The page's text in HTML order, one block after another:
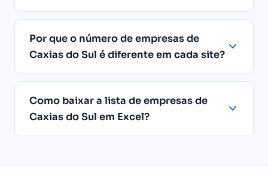
Por que o número de empresas de
Caxias do Sul é diferente em cada site?
Como baixar a lista de empresas de
Caxias do Sul em Excel?